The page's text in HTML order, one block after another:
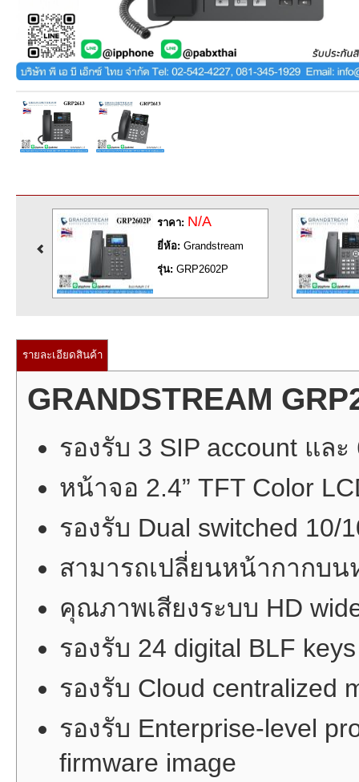
ราคา: N/A
ยี่ห้อ: Grandstream
รุ่น: GRP2602P
รายละเอียดสินค้า
GRANDSTREAM
รองรับ 3 SIP account แล
หน้าจอ 2.4” TFT Color
รองรับ Dual switched 10/
สามารถเปลี่ยนหน้ากากบ
คุณภาพเสียงระบบ HD
รองรับ 24 digital BLF keys
รองรับ Cloud centralized
รองรับ Enterprise-level
firmware image